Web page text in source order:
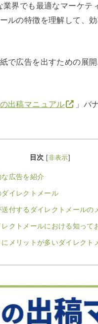
界でも最適なマーケテ
ルの特徴を理解して、
で広告を出すための展
出稿マニュアル
」バ
目次 [非表示]
広告を紹介
イレクトメール
付するダイレクトメールの
クトメールにおける知って
メリットが多いダイレクト